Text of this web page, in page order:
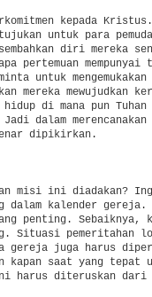
kepada Kristus.
untuk para
diri mereka
pertemuan mempunyai
untuk mengemukakan
mereka mewujudkan
di mana pun Tuhan
dalam merencanakan
dipikirkan.
misi ini diadakan?
dalam kalender gereja.
penting. Sebaiknya,
Situasi pemeritahan
gereja juga harus
kapan saat yang tepat
harus diteruskan dari